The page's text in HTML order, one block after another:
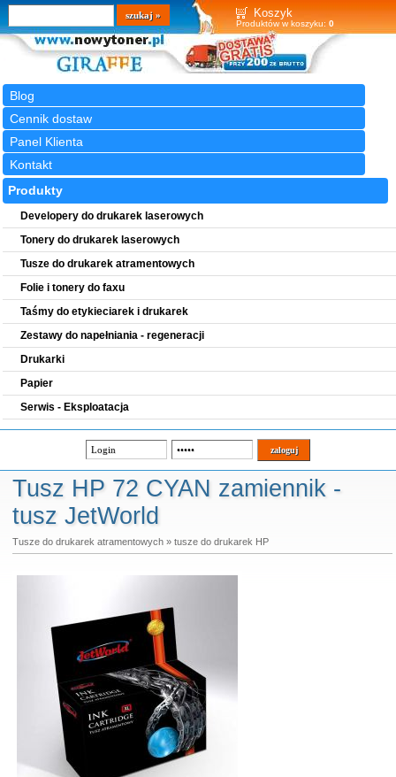
Koszyk
Produktów w koszyku: 0
Blog
Cennik dostaw
Panel Klienta
Kontakt
Wyszukiwarka
szukaj
Produkty
Developery do drukarek laserowych
Tonery do drukarek laserowych
Tusze do drukarek atramentowych
Folie i tonery do faxu
Taśmy do etykieciarek i drukarek
Zestawy do napełniania - regeneracji
Drukarki
Papier
Serwis - Eksploatacja
Tusz HP 72 CYAN zamiennik -
tusz JetWorld
Tusze do drukarek atramentowych» tusze do drukarek HP